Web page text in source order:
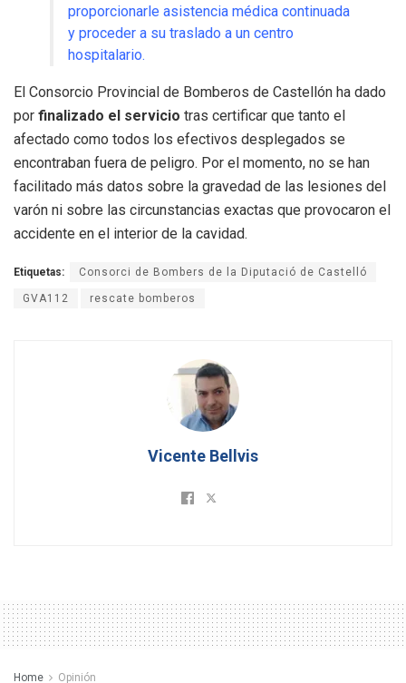
proporcionarle asistencia médica continuada
y proceder a su traslado a un centro
hospitalario.
El Consorcio Provincial de Bomberos de Castellón ha dado
por finalizado el servicio tras certificar que tanto el
afectado como todos los efectivos desplegados se
encontraban fuera de peligro. Por el momento, no se han
facilitado más datos sobre la gravedad de las lesiones del
varón ni sobre las circunstancias exactas que provocaron el
accidente en el interior de la cavidad.
Etiquetas: Consorci de Bombers de la Diputació de Castelló
GVA112 rescate bomberos
Vicente Bellvis
Home Opinión